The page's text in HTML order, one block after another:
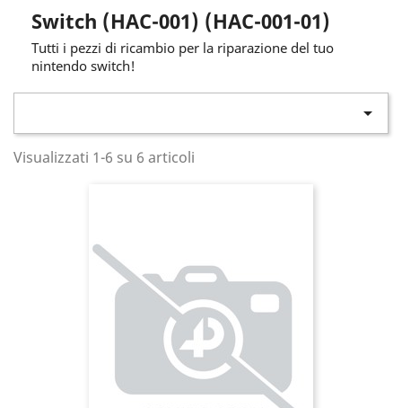
Switch (HAC-001) (HAC-001-01)
Tutti i pezzi di ricambio per la riparazione del tuo
nintendo switch!

Visualizzati 1-6 su 6 articoli